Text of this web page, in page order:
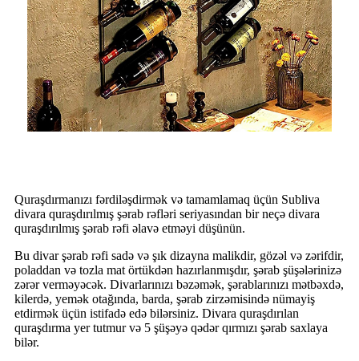
Quraşdırmanızı fərdiləşdirmək və tamamlamaq üçün Subliva
divara quraşdırılmış şərab rəfləri seriyasından bir neçə divara
quraşdırılmış şərab rəfi əlavə etməyi düşünün.
Bu divar şərab rəfi sadə və şık dizayna malikdir, gözəl və zərifdir,
poladdan və tozla mat örtükdən hazırlanmışdır, şərab şüşələrinizə
zərər verməyəcək. Divarlarınızı bəzəmək, şərablarınızı mətbəxdə,
kilerdə, yemək otağında, barda, şərab zirzəmisində nümayiş
etdirmək üçün istifadə edə bilərsiniz. Divara quraşdırılan
quraşdırma yer tutmur və 5 şüşəyə qədər qırmızı şərab saxlaya
bilər.